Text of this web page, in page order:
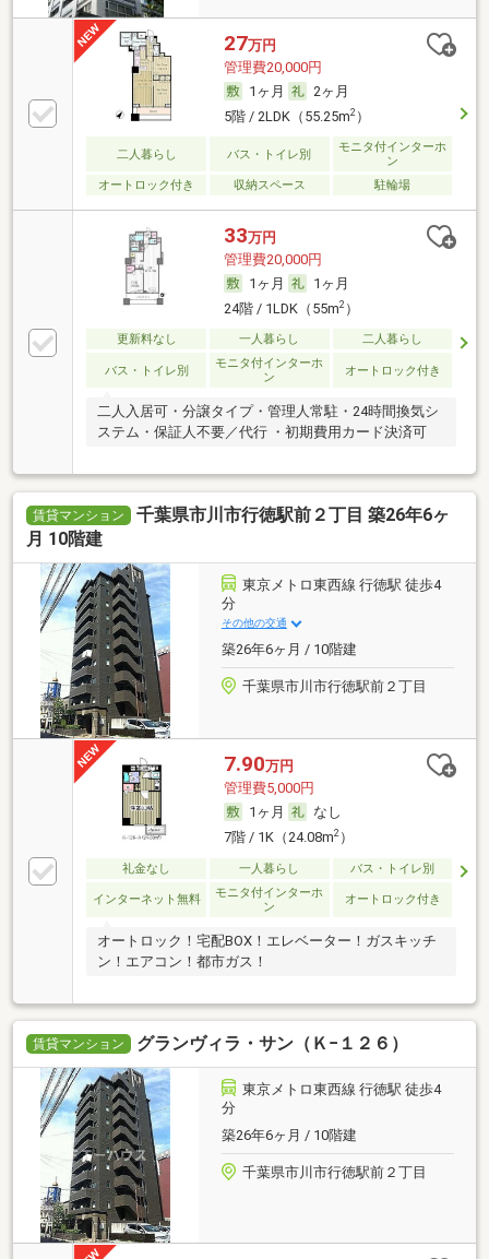
27万円
管理費20,000円
1ヶ月
2ヶ月
5階 / 2LDK（55.25m2）
二人暮らし バス・トイレ別
モニタ付インターホ
ン
オートロック付き
収納スペース 駐輪場
33万円
管理費20,000円
1ヶ月
1ヶ月
24階 / 1LDK（55m2）
更新料なし 一人暮らし 二人暮らし
バス・トイレ別
モニタ付インターホ
ン
オートロック付き
二人入居可・分譲タイプ・管理人常駐・24時間換気シ
ステム・保証人不要／代行 ・初期費用カード決済可
賃貸マンション
千葉県市川市行徳駅前２丁目 築26年6ヶ
月 10階建
東京メトロ東西線 行徳駅 徒歩4
分
その他の交通
築26年6ヶ月 / 10階建
千葉県市川市行徳駅前２丁目
7.90万円
管理費5,000円
1ヶ月
なし
7階 / 1K（24.08m2）
礼金なし 一人暮らし バス・トイレ別
インターネット無料
モニタ付インターホ
ン
オートロック付き
オートロック！宅配BOX！エレベーター！ガスキッチ
ン！エアコン！都市ガス！
賃貸マンション グランヴィラ・サン（Ｋ−１２６）
東京メトロ東西線 行徳駅 徒歩4
分
築26年6ヶ月 / 10階建
千葉県市川市行徳駅前２丁目